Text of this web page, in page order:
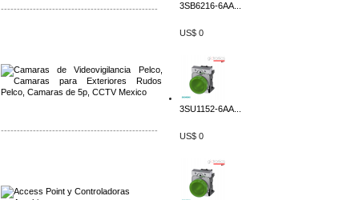
-------------------------------------------------
-------------------------------------------------
3SB6216-6AA...
US$ 0
3SU1152-6AA...
US$ 0